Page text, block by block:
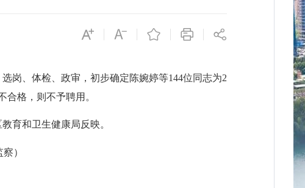
、体检、政审，初步确定陈婉婷等144位同志为2
格，则不予聘用。
育和卫生健康局反映。
）